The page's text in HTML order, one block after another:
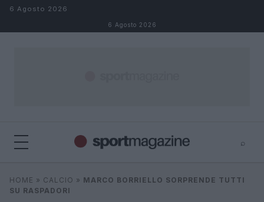
Salta al contenuto
6 Agosto 2026
6 Agosto 2026
⌕
Cerca
⌕
HOME » CALCIO » MARCO BORRIELLO SORPRENDE TUTTI
SU RASPADORI